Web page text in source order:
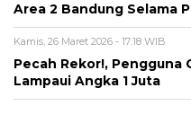
Area 2 Bandung Selama
Kamis, 26 Maret 2026 - 17:18 WIB
Pecah Rekor!, Pengguna
Lampaui Angka 1 Juta